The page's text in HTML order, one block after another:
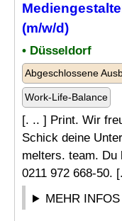
(m/w/d)
• Düsseldorf
Abgeschlossene
Work-Life-Balance
[. .. ] Print. Wir
Schick deine
melters. team. Du
0211 972 668-50.
MEHR